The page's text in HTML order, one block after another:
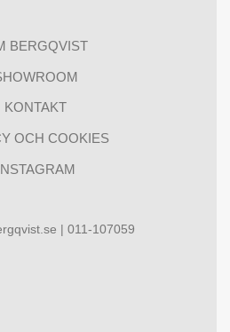
BERGQVIST
KONTAKT
OCH COOKIES
| 011-107059